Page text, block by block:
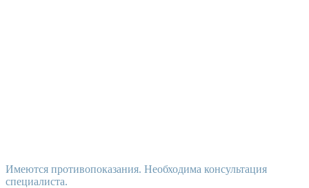
Имеются противопоказания. Необходима консультация
специалиста.